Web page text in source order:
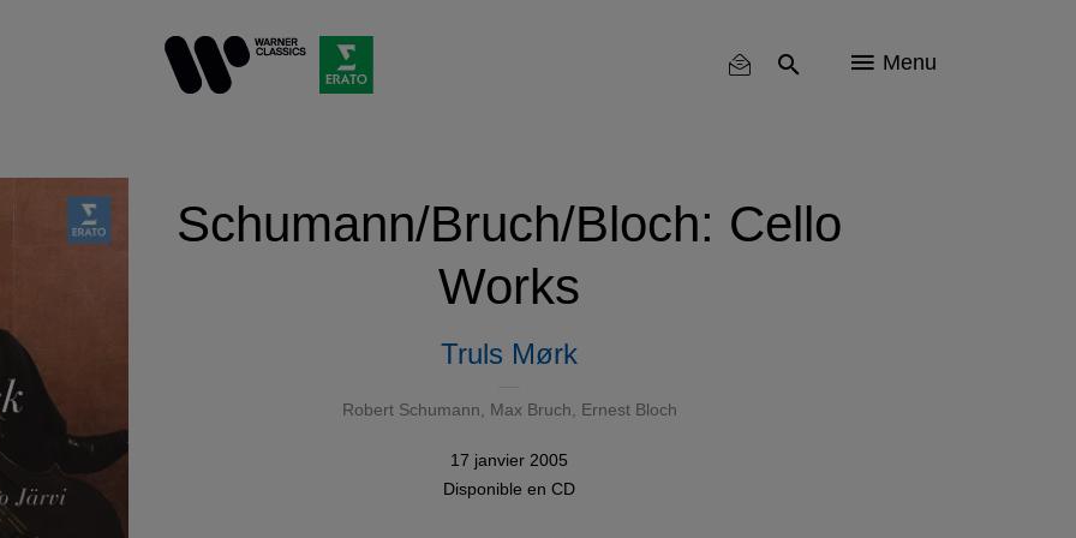
Menu
Schumann/Bruch/Bloch: Cello
Works
Truls Mørk
Robert Schumann Max Bruch Ernest Bloch
17 janvier 2005
Disponible en CD